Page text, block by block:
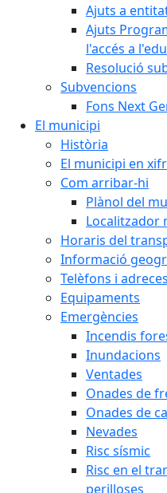
Ajuts a
Ajuts
l'accés a
Resolució
Subvencions
Fons Next
El municipi
Història
El municipi en
Com arribar-hi
Plànol del
Localitzador
Horaris del
Informació
Telèfons i
Equipaments
Emergències
Incendis
Inundacions
Ventades
Onades de
Onades de
Nevades
Risc sísmic
Risc en el
perilloses